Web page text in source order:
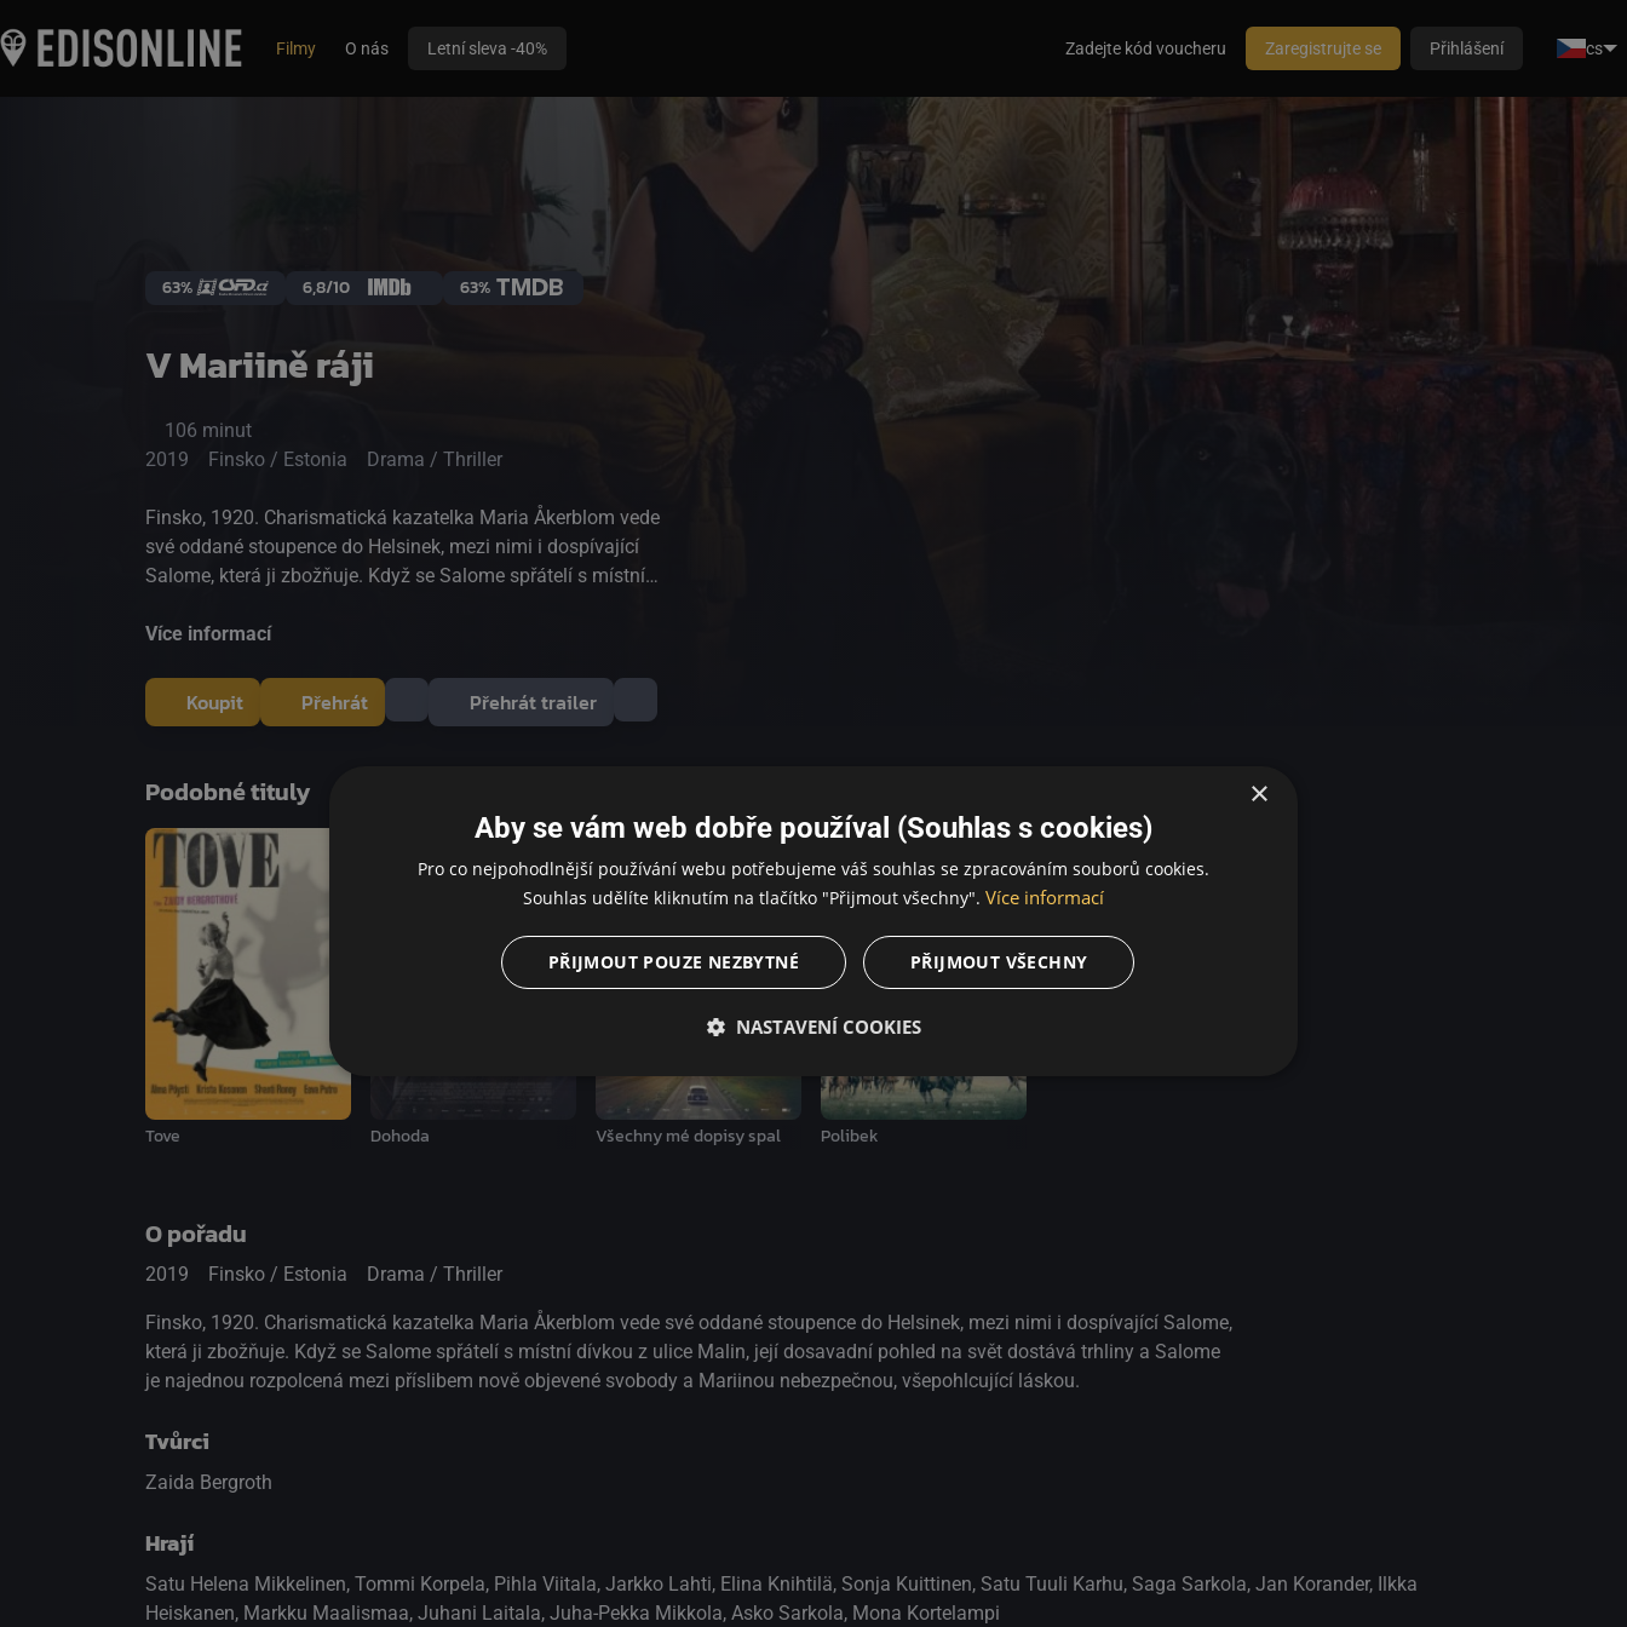
Filmy O nás Letní sleva -40% Zadejte kód voucheru Zaregistrujte se Přihlášení cs
V Mariině ráji
63% 6,8/10 63%
106 minut
2019
Finsko / Estonia Drama / Thriller
Koupit Přehrát Přehrát trailer
Finsko, 1920. Charismatická kazatelka Maria Åkerblom vede
své oddané stoupence do Helsinek, mezi nimi i dospívající
Salome, která ji zbožňuje. Když se Salome spřátelí s místní
trhliny a Salome je najednou rozpolcená mezi příslibem nově
láskou.
Více informací
Podobné tituly
Tove Dohoda Všechny mé dopisy spal Polibek
O pořadu
2019 Finsko / Estonia Drama / Thriller
Finsko, 1920. Charismatická kazatelka Maria Åkerblom vede své oddané stoupence do Helsinek, mezi nimi i dospívající Salome,
která ji zbožňuje. Když se Salome spřátelí s místní dívkou z ulice Malin, její dosavadní pohled na svět dostává trhliny a Salome
je najednou rozpolcená mezi příslibem nově objevené svobody a Mariinou nebezpečnou, všepohlcující láskou.
Tvůrci
Zaida Bergroth
Hrají
Satu Helena Mikkelinen, Tommi Korpela, Pihla Viitala, Jarkko Lahti, Elina Knihtilä, Sonja Kuittinen, Satu Tuuli Karhu, Saga Sarkola, Jan Korander, Ilkka
Heiskanen, Markku Maalismaa, Juhani Laitala, Juha-Pekka Mikkola, Asko Sarkola, Mona Kortelampi
×
Aby se vám web dobře používal (Souhlas s cookies)
Pro co nejpohodlnější používání webu potřebujeme váš souhlas se zpracováním souborů cookies.
Souhlas udělíte kliknutím na tlačítko "Přijmout všechny". Více informací
PŘIJMOUT VŠECHNY
PŘIJMOUT POUZE NEZBYTNÉ
NASTAVENÍ COOKIES